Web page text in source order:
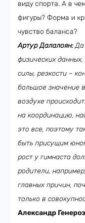
виду спорта. А в
фигуры? Форма и
чувство баланса?
Артур Далалоян:Да
физических
силы, резкости –
большое значение
воздухе
на координацию,
это все, поэтому
быть присущим
рост у гимнаста
родители,
главных причин,
только в
Александр